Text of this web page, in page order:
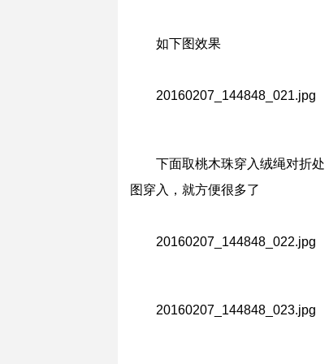
如下图效果
20160207_144848_021.jpg
下面取桃木珠穿入绒绳对折
图穿入，就方便很多了
20160207_144848_022.jpg
20160207_144848_023.jpg